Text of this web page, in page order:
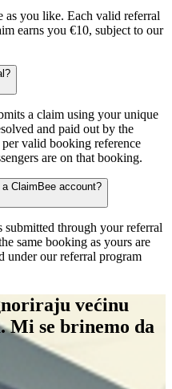
you like. Each valid referral
earns you €10, subject to our
a claim using your unique
and paid out by the
valid booking reference
are on that booking.
ClaimBee account?
through your referral
same booking as yours are
under our referral program
većinu
Mi se brinemo da